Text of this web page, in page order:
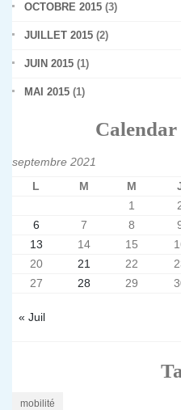
OCTOBRE 2015 (3)
JUILLET 2015 (2)
JUIN 2015 (1)
MAI 2015 (1)
septembre 2021
L
M M
« Juil
1
6
7 8
13
14 15
20
21 22
27
28 29
mobilité